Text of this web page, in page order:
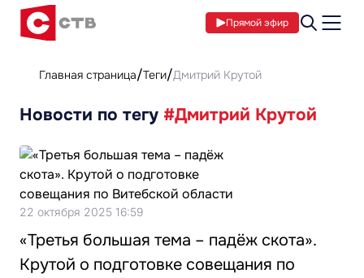
Прямой эфир
Главная страница Теги Дмитрий Крутой
Новости по тегу #Дмитрий Крутой
22 октября 2025 16:59
«Третья большая тема – падёж скота».
Крутой о подготовке совещания по